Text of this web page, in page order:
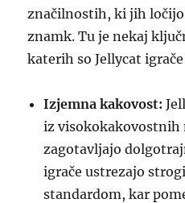
značilnostih, ki jih
znamk. Tu je nekaj
katerih so Jellycat
Izjemna kakovost:
iz visokokakovostnih
zagotavljajo
igrače ustrezajo
standardom, kar